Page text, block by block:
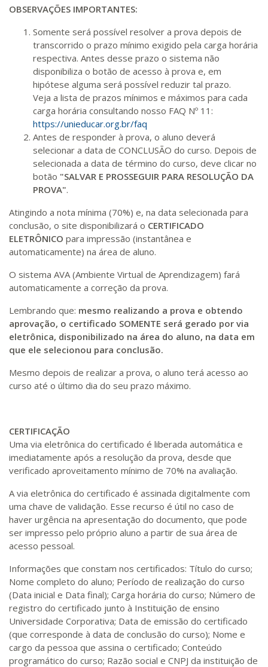
OBSERVAÇÕES IMPORTANTES:
Somente será possível resolver a prova depois de
transcorrido o prazo mínimo exigido pela carga horária
respectiva. Antes desse prazo o sistema não
disponibiliza o botão de acesso à prova e, em
hipótese alguma será possível reduzir tal prazo.
Veja a lista de prazos mínimos e máximos para cada
carga horária consultando nosso FAQ Nº 11:
https://unieducar.org.br/faq
Antes de responder à prova, o aluno deverá
selecionar a data de CONCLUSÃO do curso. Depois de
selecionada a data de término do curso, deve clicar no
botão "SALVAR E PROSSEGUIR PARA RESOLUÇÃO DA
PROVA".
Atingindo a nota mínima (70%) e, na data selecionada para
conclusão, o site disponibilizará o CERTIFICADO
ELETRÔNICO para impressão (instantânea e
automaticamente) na área de aluno.
O sistema AVA (Ambiente Virtual de Aprendizagem) fará
automaticamente a correção da prova.
Lembrando que: mesmo realizando a prova e obtendo
aprovação, o certificado SOMENTE será gerado por via
eletrônica, disponibilizado na área do aluno, na data em
que ele selecionou para conclusão.
Mesmo depois de realizar a prova, o aluno terá acesso ao
curso até o último dia do seu prazo máximo.
CERTIFICAÇÃO
Uma via eletrônica do certificado é liberada automática e
imediatamente após a resolução da prova, desde que
verificado aproveitamento mínimo de 70% na avaliação.
A via eletrônica do certificado é assinada digitalmente com
uma chave de validação. Esse recurso é útil no caso de
haver urgência na apresentação do documento, que pode
ser impresso pelo próprio aluno a partir de sua área de
acesso pessoal.
Informações que constam nos certificados: Título do curso;
Nome completo do aluno; Período de realização do curso
(Data inicial e Data final); Carga horária do curso; Número de
registro do certificado junto à Instituição de ensino
Universidade Corporativa; Data de emissão do certificado
(que corresponde à data de conclusão do curso); Nome e
cargo da pessoa que assina o certificado; Conteúdo
programático do curso; Razão social e CNPJ da instituição de